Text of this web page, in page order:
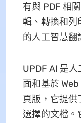
有與 PDF 相
輯、轉換和列
的人工智慧翻
UPDF AI 是
面和基於
頁版，它提供
選擇的文檔。